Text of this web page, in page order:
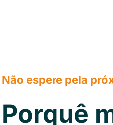
Não espere pela
Porquê